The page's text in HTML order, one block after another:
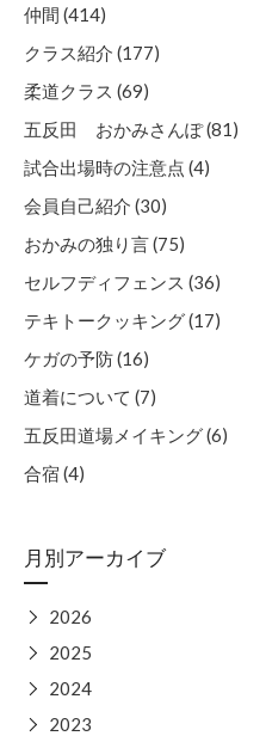
仲間 (414)
クラス紹介 (177)
柔道クラス (69)
五反田 おかみさんぽ (81)
試合出場時の注意点 (4)
会員自己紹介 (30)
おかみの独り言 (75)
セルフディフェンス (36)
テキトークッキング (17)
ケガの予防 (16)
道着について (7)
五反田道場メイキング (6)
合宿 (4)
月別アーカイブ
▶ 2026
▶ 2025
▶ 2024
▶ 2023